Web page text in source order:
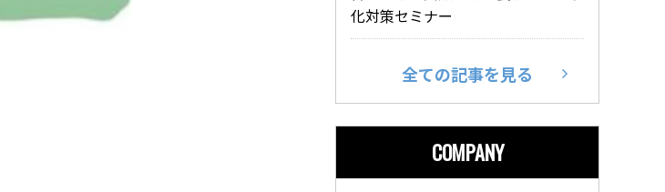
化対策セミナー
全ての記事を見る
COMPANY